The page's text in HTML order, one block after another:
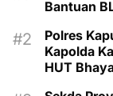
Bantuan
Polres
Kapolda
HUT